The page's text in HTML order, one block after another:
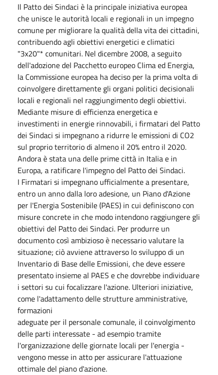
Il Patto dei Sindaci è la principale iniziativa europea
che unisce le autorità locali e regionali in un impegno
comune per migliorare la qualità della vita dei cittadini,
contribuendo agli obiettivi energetici e climatici
"3x20"* comunitari. Nel dicembre 2008, a seguito
dell'adozione del Pacchetto europeo Clima ed Energia,
la Commissione europea ha deciso per la prima volta di
coinvolgere direttamente gli organi politici decisionali
locali e regionali nel raggiungimento degli obiettivi.
Mediante misure di efficienza energetica e
investimenti in energie rinnovabili, i firmatari del Patto
dei Sindaci si impegnano a ridurre le emissioni di CO2
sul proprio territorio di almeno il 20% entro il 2020.
Andora è stata una delle prime città in Italia e in
Europa, a ratificare l'impegno del Patto dei Sindaci.
I Firmatari si impegnano ufficialmente a presentare,
entro un anno dalla loro adesione, un Piano d'Azione
per l'Energia Sostenibile (PAES) in cui definiscono con
misure concrete in che modo intendono raggiungere gli
obiettivi del Patto dei Sindaci. Per produrre un
documento così ambizioso è necessario valutare la
situazione; ciò avviene attraverso lo sviluppo di un
Inventario di Base delle Emissioni, che deve essere
presentato insieme al PAES e che dovrebbe individuare
i settori su cui focalizzare l'azione. Ulteriori iniziative,
come l'adattamento delle strutture amministrative,
formazioni
adeguate per il personale comunale, il coinvolgimento
delle parti interessate - ad esempio tramite
l'organizzazione delle giornate locali per l'energia -
vengono messe in atto per assicurare l'attuazione
ottimale del piano d'azione.